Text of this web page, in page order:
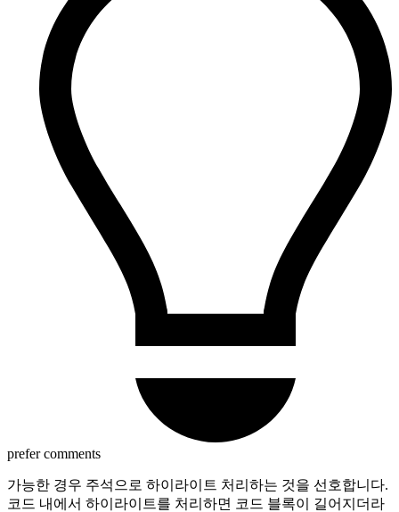
prefer comments
가능한 경우 주석으로 하이라이트 처리하는 것을 선호합니다.
코드 내에서 하이라이트를 처리하면 코드 블록이 길어지더라